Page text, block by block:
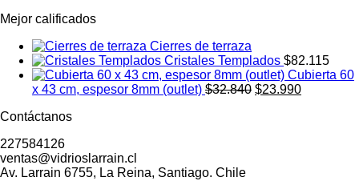
Mejor calificados
Cierres de terraza
Cristales Templados $82.115
Cubierta 60
x 43 cm, espesor 8mm (outlet) $32.840 El
$23.990El
Contáctanos
227584126
ventas@vidrioslarrain.cl
Av. Larrain 6755, La Reina, Santiago. Chile